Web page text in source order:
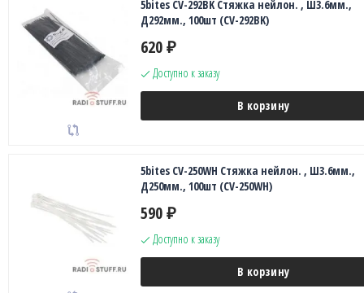
5bites CV-292BK Стяжка нейлон. , Ш3.6мм.,
Д292мм., 100шт (CV-292BK)
620 ₽
Доступно к заказу
В корзину
5bites CV-250WH Стяжка нейлон. , Ш3.6мм.,
Д250мм., 100шт (CV-250WH)
590 ₽
Доступно к заказу
В корзину